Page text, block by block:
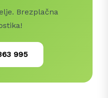
Brezplačna
995